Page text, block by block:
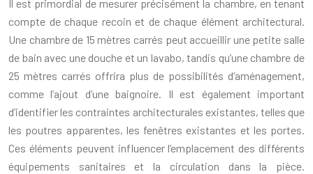
Il est primordial de mesurer précisément la chambre, en tenant
compte de chaque recoin et de chaque élément architectural.
Une chambre de 15 mètres carrés peut accueillir une petite salle
de bain avec une douche et un lavabo, tandis qu’une chambre de
25 mètres carrés offrira plus de possibilités d’aménagement,
comme l’ajout d’une baignoire. Il est également important
d’identifier les contraintes architecturales existantes, telles que
les poutres apparentes, les fenêtres existantes et les portes.
Ces éléments peuvent influencer l’emplacement des différents
équipements sanitaires et la circulation dans la pièce.